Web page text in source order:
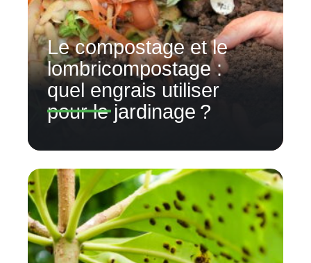
Le compostage et le
lombricompostage :
quel engrais utiliser
pour le jardinage ?